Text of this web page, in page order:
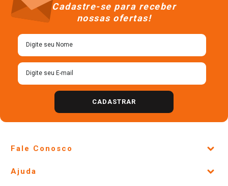
Cadastre-se para receber
nossas ofertas!
CADASTRAR
Fale Conosco
Lojas Físicas e Horários
Ajuda